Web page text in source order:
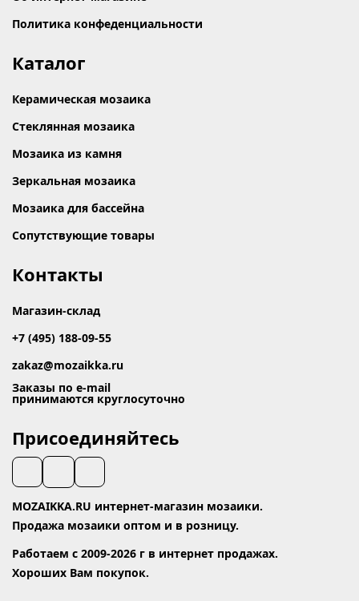
Политика конфеденциальности
Каталог
Керамическая мозаика
Стеклянная мозаика
Мозаика из камня
Зеркальная мозаика
Мозаика для бассейна
Сопутствующие товары
Контакты
Магазин-склад
+7 (495) 188-09-55
zakaz@mozaikka.ru
Заказы по e-mail
принимаются круглосуточно
Присоединяйтесь
MOZAIKKA.RU интернет-магазин мозаики.
Продажа мозаики оптом и в розницу.
Работаем с 2009-2026 г в интернет продажах.
Хороших Вам покупок.